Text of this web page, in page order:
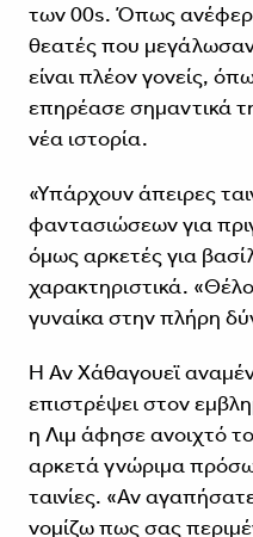
των 00s. Όπως
θεατές που μεγάλωσαν
είναι πλέον γονείς,
επηρέασε σημαντικά
νέα ιστορία.
«Υπάρχουν άπειρες
φαντασιώσεων για
όμως αρκετές για
χαρακτηριστικά.
γυναίκα στην πλήρη
Η Αν Χάθαγουεϊ
επιστρέψει στον
η Λιμ άφησε ανοιχτό
αρκετά γνώριμα
ταινίες. «Αν
νομίζω πως σας